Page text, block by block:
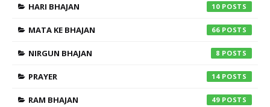
HARI BHAJAN 10
MATA KE BHAJAN 66
NIRGUN BHAJAN 8
PRAYER 14
RAM BHAJAN 49